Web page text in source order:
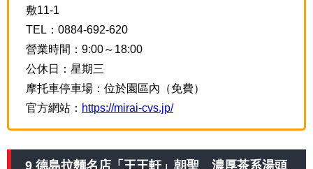
敷11-1
TEL：0884-692-620
營業時間：9:00～18:00
公休日：星期三
摩托車停車場：位於園區內（免費）
官方網站： https://mirai-cvs.jp/
9 德島拉麵名店「王王軒」朝聖 濃厚茶系湯頭